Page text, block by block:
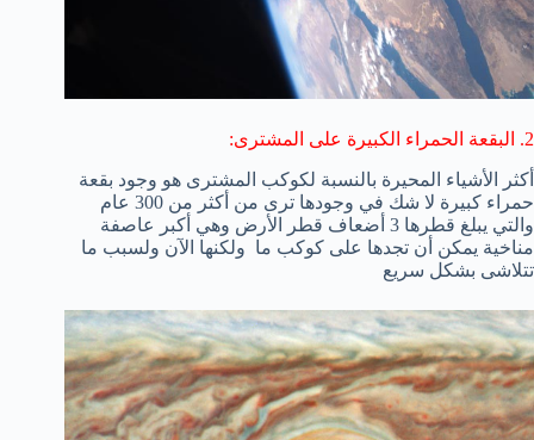
2. البقعة الحمراء الكبيرة على المشترى:
أكثر الأشياء المحيرة بالنسبة لكوكب المشترى هو وجود بقعة
حمراء كبيرة لا شك في وجودها ترى من أكثر من 300 عام
والتي يبلغ قطرها 3 أضعاف قطر الأرض وهي أكبر عاصفة
مناخية يمكن أن تجدها على كوكب ما ولكنها الآن ولسبب ما
تتلاشى بشكل سريع